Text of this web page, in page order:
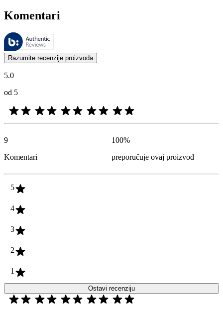
Komentari
Ovim recenzijama upravlja Bazaarvoice i one su u skladu sa
Mišljenja kupaca u obliku ocena proizvoda i zvezdica korisna su za
Razumite recenzije proizvoda
5.0
od 5
9
Komentari
100%
preporučuje ovaj proizvod
5
4
3
2
1
Ostavi recenziju